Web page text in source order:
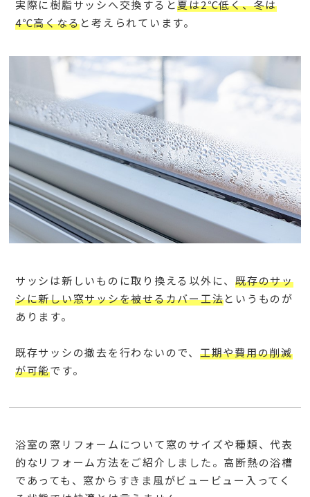
実際に樹脂サッシへ交換すると夏は2℃低く、冬は
4℃高くなると考えられています。
サッシは新しいものに取り換える以外に、既存のサッ
シに新しい窓サッシを被せるカバー工法というものが
あります。
既存サッシの撤去を行わないので、 工期や費用の削減
が可能です。
浴室の窓リフォームについて窓のサイズや種類、代表
的なリフォーム方法をご紹介しました。高断熱の浴槽
であっても、窓からすきま風がビュービュー入ってく